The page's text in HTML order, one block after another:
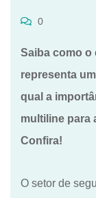
0
Saiba como
representa
qual a
multiline para
Confira!
O setor de